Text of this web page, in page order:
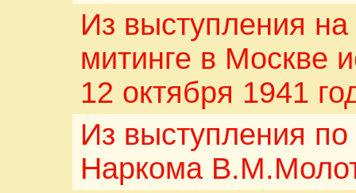
Из выступления
митинге в Москве
12 октября 1941
Из выступления
Наркома